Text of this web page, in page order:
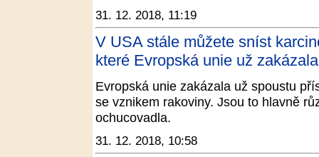
31. 12. 2018, 11:19
V USA stále můžete sníst
které Evropská unie už
Evropská unie zakázala už spoustu
se vznikem rakoviny. Jsou to hlavně
ochucovadla.
31. 12. 2018, 10:58